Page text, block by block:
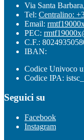
Via Santa
Tel: Centralino:
Email:
PEC:
C.F.:
IBAN:
Codice Univoco
Codice IPA:
Seguici su
Facebook
Instagram